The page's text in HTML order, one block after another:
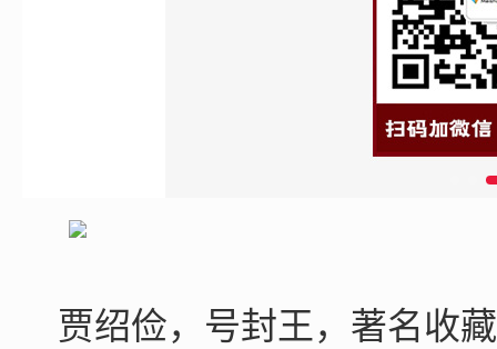
贾绍俭，号封王，著名收